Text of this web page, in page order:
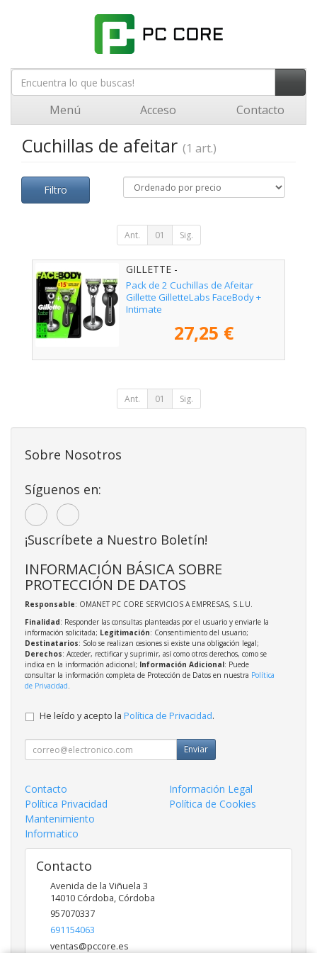
Menú Acceso Contacto
Cuchillas de afeitar (1 art.)
Filtro
Ant. 01 Sig.
GILLETTE -
Pack de 2 Cuchillas de Afeitar
Gillette GilletteLabs FaceBody +
Intimate
27,25 €
Ant. 01 Sig.
Sobre Nosotros
Síguenos en:
¡Suscríbete a Nuestro Boletín!
INFORMACIÓN BÁSICA SOBRE
PROTECCIÓN DE DATOS
Responsable: OMANET PC CORE SERVICIOS A EMPRESAS, S.L.U.
Finalidad: Responder las consultas planteadas por el usuario y enviarle la
información solicitada; Legitimación: Consentimiento del usuario;
Destinatarios: Solo se realizan cesiones si existe una obligación legal;
Derechos: Acceder, rectificar y suprimir, así como otros derechos, como se
indica en la información adicional; Información Adicional: Puede
consultar la información completa de Protección de Datos en nuestra Política
de Privacidad.
He leído y acepto la Política de Privacidad.
Enviar
Contacto
Información Legal
Política Privacidad
Política de Cookies
Mantenimiento
Informatico
Contacto
Avenida de la Viñuela 3
14010 Córdoba, Córdoba
957070337
691154063
ventas@pccore.es